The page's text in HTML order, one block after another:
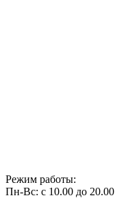
Режим работы:
Пн-Вс: с 10.00 до 20.00